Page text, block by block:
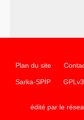
Plan du site
Sarka-SPIP GPLv3
édité par le